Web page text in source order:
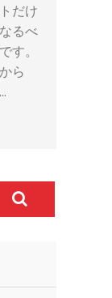
だけ
るべ
す。
ら